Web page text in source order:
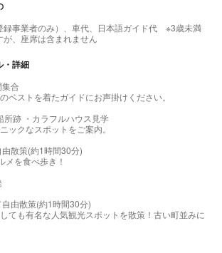
録事業者のみ）、車代、日本語ガイド代 ※3歳未満
、座席は含まれません
・詳細
合
ベストを着たガイドにお声掛けください。
所跡 ・カラフルハウス見学
ックなスポットをご案内。
散策(約1時間30分)
メを食べ歩き！
由散策(約1時間30分)
ても有名な人気観光スポットを散策！古い町並みに